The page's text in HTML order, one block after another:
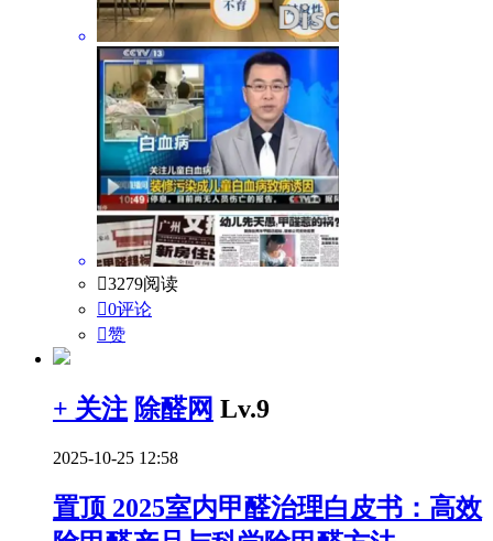
3279阅读
0评论
赞
+ 关注 除醛网 Lv.9
2025-10-25 12:58
置顶 2025室内甲醛治理白皮书：高效